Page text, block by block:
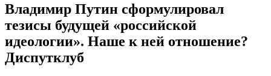
Владимир Путин сформулировал
тезисы будущей «российской
идеологии». Наше к ней отношение?
Диспутклуб